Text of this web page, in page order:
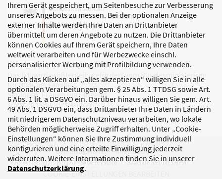
Ihrem Gerät gespeichert, um Seitenbesuche zur Verbesserung
unseres Angebots zu messen. Bei der optionalen Anzeige
externer Inhalte werden Ihre Daten an Drittanbieter
übermittelt um deren Angebote zu nutzen. Die Drittanbieter
können Cookies auf Ihrem Gerät speichern, Ihre Daten
weltweit verarbeiten und für Werbezwecke einschl.
personalisierter Werbung mit Profilbildung verwenden.
Durch das Klicken auf „alles akzeptieren“ willigen Sie in alle
optionalen Verarbeitungen gem. § 25 Abs. 1 TTDSG sowie Art.
6 Abs. 1 lit. a DSGVO ein. Darüber hinaus willigen Sie gem. Art.
49 Abs. 1 DSGVO ein, dass Drittanbieter Ihre Daten in Ländern
mit niedrigerem Datenschutzniveau verarbeiten, wo lokale
Behörden möglicherweise Zugriff erhalten. Unter „Cookie-
Einstellungen“ können Sie Ihre Zustimmung individuell
konfigurieren und eine erteilte Einwilligung jederzeit
widerrufen. Weitere Informationen finden Sie in unserer
Datenschutzerklärung.
Das DJI wird größtenteils gefördert vom Bundesministerium
für Bildung, Familie,
Senioren, Frauen und Jugend
sowie den Bundesländern.
DATENSCHUTZ
IMPRESSUM
KORRUPTIONSPRÄVENTION
BARRIEREFREIHEIT
COOKIE-EINSTELLUNGEN BEARBEITEN